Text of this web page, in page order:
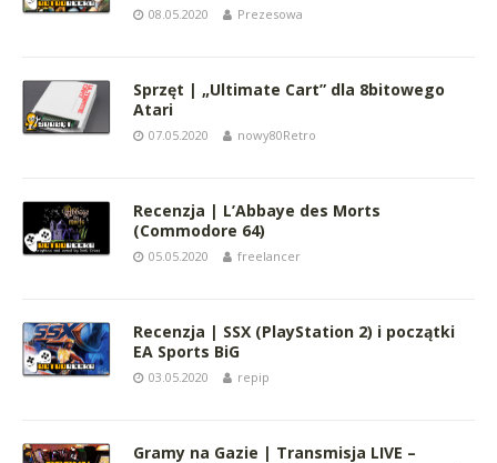
08.05.2020 Prezesowa
Sprzęt | „Ultimate Cart” dla 8bitowego
Atari
07.05.2020 nowy80Retro
Recenzja | L’Abbaye des Morts
(Commodore 64)
05.05.2020 freelancer
Recenzja | SSX (PlayStation 2) i początki
EA Sports BiG
03.05.2020 repip
Gramy na Gazie | Transmisja LIVE –